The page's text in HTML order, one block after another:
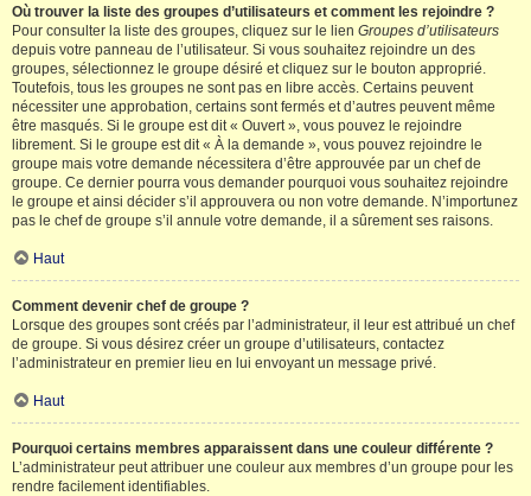
Où trouver la liste des groupes d’utilisateurs et comment les rejoindre ?
Pour consulter la liste des groupes, cliquez sur le lien Groupes d’utilisateurs
depuis votre panneau de l’utilisateur. Si vous souhaitez rejoindre un des
groupes, sélectionnez le groupe désiré et cliquez sur le bouton approprié.
Toutefois, tous les groupes ne sont pas en libre accès. Certains peuvent
nécessiter une approbation, certains sont fermés et d’autres peuvent même
être masqués. Si le groupe est dit « Ouvert », vous pouvez le rejoindre
librement. Si le groupe est dit « À la demande », vous pouvez rejoindre le
groupe mais votre demande nécessitera d’être approuvée par un chef de
groupe. Ce dernier pourra vous demander pourquoi vous souhaitez rejoindre
le groupe et ainsi décider s’il approuvera ou non votre demande. N’importunez
pas le chef de groupe s’il annule votre demande, il a sûrement ses raisons.
Haut
Comment devenir chef de groupe ?
Lorsque des groupes sont créés par l’administrateur, il leur est attribué un chef
de groupe. Si vous désirez créer un groupe d’utilisateurs, contactez
l’administrateur en premier lieu en lui envoyant un message privé.
Haut
Pourquoi certains membres apparaissent dans une couleur différente ?
L’administrateur peut attribuer une couleur aux membres d’un groupe pour les
rendre facilement identifiables.